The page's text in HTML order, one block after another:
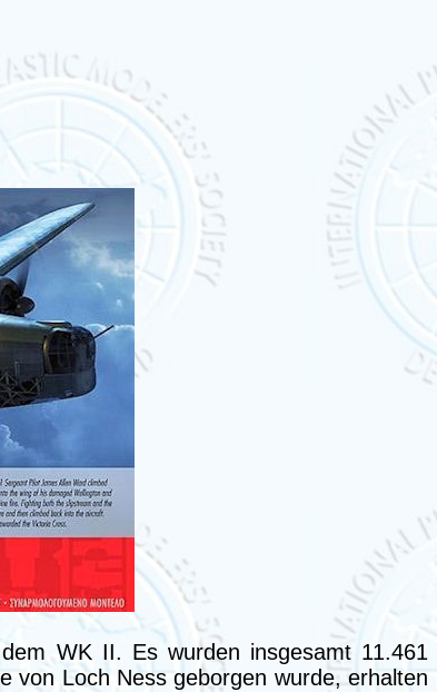
WK II. Es wurden insgesamt 11.461
von Loch Ness geborgen wurde, erhalten